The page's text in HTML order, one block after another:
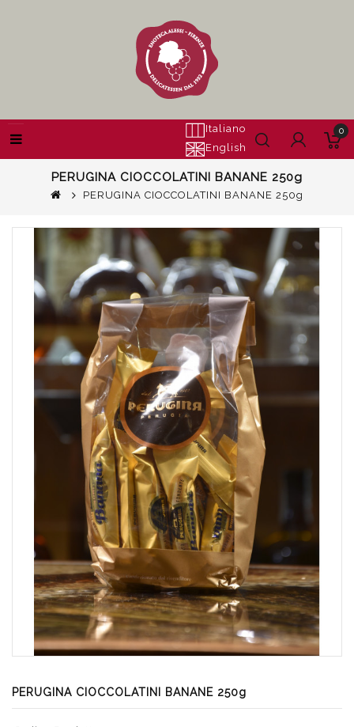
Italiano
English
0
PERUGINA CIOCCOLATINI BANANE 250g
PERUGINA CIOCCOLATINI BANANE 250g
PERUGINA CIOCCOLATINI BANANE 250g